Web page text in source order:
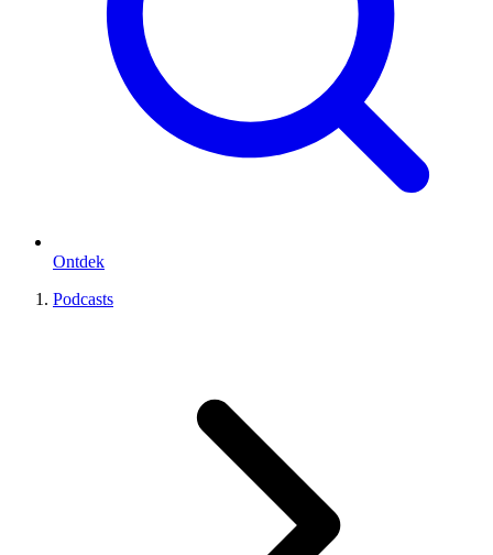
Ontdek
Podcasts